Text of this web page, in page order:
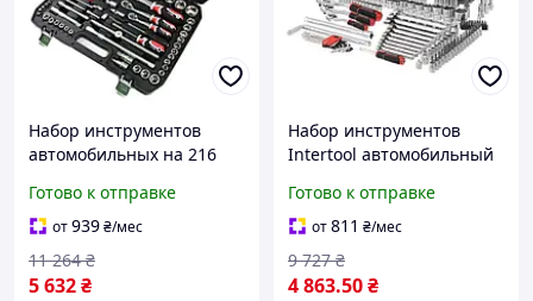
Набор инструментов
автомобильных на 216
профессиональный
набор инструментов
Готово к отправке
от939₴/мес
5 632₴
11 264 ₴
Набор инструментов
Intertool автомобильный
три трещотки в кейсе с
комбинированными
ключами
Готово к отправке
от811 ₴/мес
4 863.50₴
9 727 ₴